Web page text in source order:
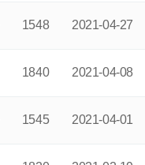
1548 2021-04-27
1840 2021-04-08
1545 2021-04-01